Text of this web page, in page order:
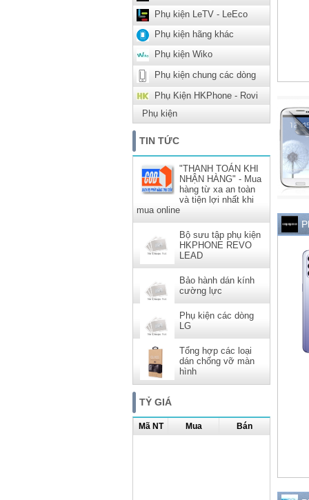
Phụ kiện LeTV - LeEco
Phụ kiện hãng khác
Phụ kiện Wiko
Phụ kiện chung các dòng
Phụ Kiện HKPhone - Rovi
Phụ kiện
TIN TỨC
"THANH TOÁN KHI
NHẬN HÀNG" - Mua
hàng từ xa an toàn
và tiện lợi nhất khi
mua online
Bộ sưu tập phụ kiện
HKPHONE REVO
LEAD
Bảo hành dán kính
cường lực
Phụ kiện các dòng
LG
Tổng hợp các loại
dán chống vỡ màn
hình
TỶ GIÁ
Mã NT Mua Bán